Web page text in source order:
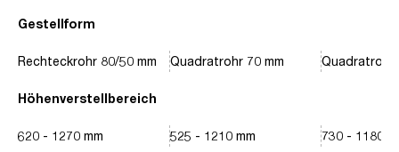
Gestellform
Höhenverstellbereich
Rechteckrohr 80/50 mm
620 - 1270 mm
Quadratrohr 70 mm
525 - 1210 mm
Quadratrohr
730 - 1180